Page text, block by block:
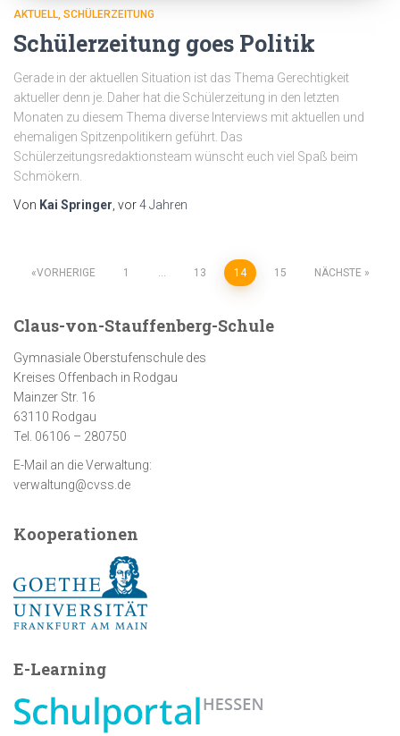
AKTUELL SCHÜLERZEITUNG
Schülerzeitung goes Politik
Gerade in der aktuellen Situation ist das Thema Gerechtigkeit
aktueller denn je. Daher hat die Schülerzeitung in den letzten
Monaten zu diesem Thema diverse Interviews mit aktuellen und
ehemaligen Spitzenpolitikern geführt. Das
Schülerzeitungsredaktionsteam wünscht euch viel Spaß beim
Schmökern.
Von Kai Springer , vor4 Jahren
Seitennummerierung
der
Beiträge
VORHERIGE 1 … 13 14 15 NÄCHSTE
Claus-von-Stauffenberg-Schule
Gymnasiale Oberstufenschule des
Kreises Offenbach in Rodgau
Mainzer Str. 16
63110 Rodgau
Tel. 06106 – 280750
E-Mail an die Verwaltung:
verwaltung@cvss.de
Kooperationen
E-Learning